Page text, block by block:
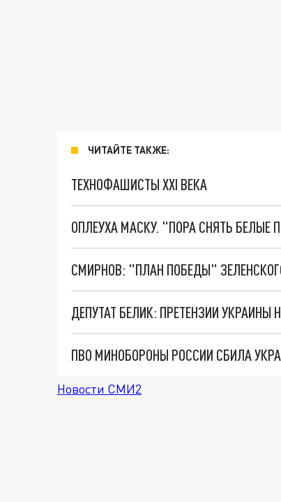
ЧИТАЙТЕ ТАКЖЕ:
ТЕХНОФАШИСТЫ XXI ВЕКА
ОПЛЕУХА МАСКУ. "ПОРА СНЯТЬ БЕЛЫЕ
СМИРНОВ: "ПЛАН ПОБЕДЫ"
ДЕПУТАТ БЕЛИК: ПРЕТЕНЗИИ
ПВО МИНОБОРОНЫ РОССИИ СБИЛА
Новости СМИ2